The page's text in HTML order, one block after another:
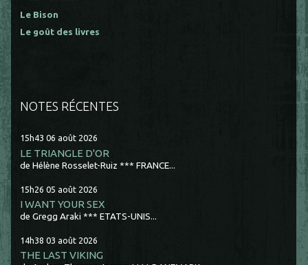
Le Bison
Le goût des livres
NOTES RÉCENTES
15h43 06 août 2026
LE TRIANGLE D'OR
de Hélène Rosselet-Ruiz *** FRANCE...
15h26 05 août 2026
I WANT YOUR SEX
de Gregg Araki *** ETATS-UNIS...
14h38 03 août 2026
THE LAST VIKING